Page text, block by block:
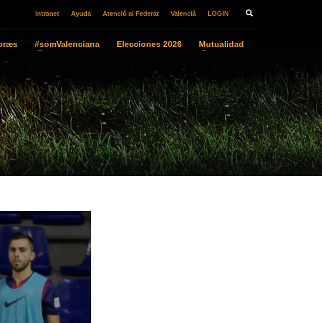
Intranet Ayuda Atenció al Federat Valencià LOGIN
#somValenciana Elecciones 2026
Mutualidad